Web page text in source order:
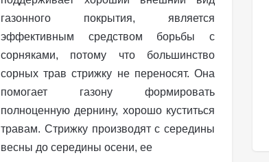
газонного покрытия, является
эффективным средством борьбы с
сорняками, потому что большинство
сорных трав стрижку не переносят. Она
помогает газону формировать
полноценную дернину, хорошо куститься
травам. Стрижку производят с середины
весны до середины осени, ее